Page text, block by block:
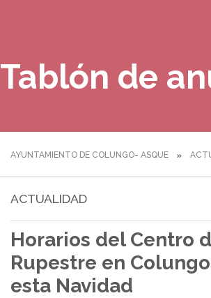
Tablón de
AYUNTAMIENTO DE COLUNGO- ASQUE
ACTUALIDAD
Horarios del Centro
Rupestre en
esta Navidad